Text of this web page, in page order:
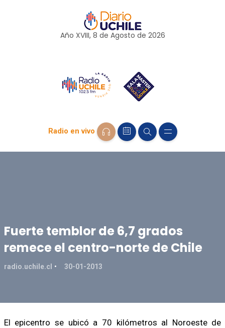
Año XVIII, 8 de Agosto de 2026
Radio en vivo
Fuerte temblor de 6,7 grados
remece el centro-norte de Chile
radio.uchile.cl 30-01-2013
El epicentro se ubicó a 70 kilómetros al Noroeste de